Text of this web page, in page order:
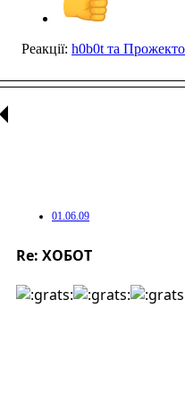
Реакції: h0b0t та
01.06.09
Re: ХОБОТ